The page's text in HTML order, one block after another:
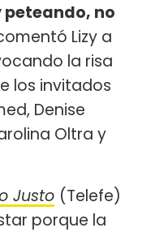
peteando, no
Lizy a
la risa
los invitados
Denise
Oltra y
Justo (Telefe)
porque la